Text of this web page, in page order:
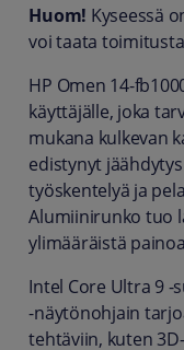
Huom! Kyseessä
voi taata
HP Omen 14-
käyttäjälle, joka
mukana kulkevan
edistynyt
työskentelyä ja
Alumiinirunko tuo
ylimääräistä
Intel Core Ultra 9 -
-näytönohjain
tehtäviin, kuten